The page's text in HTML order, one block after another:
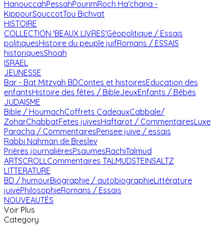
HanouccahPessahPourimRoch Ha'chana -
KippourSouccotTou Bichvat
HISTOIRE
COLLECTION 'BEAUX LIVRES'Géopolitique / Essais
politiquesHistoire du peuple juifRomans / ESSAIS
historiquesShoah
ISRAEL
JEUNESSE
Bar - Bat Mitzvah BDContes et histoiresEducation des
enfantsHistoire des fêtes / BibleJeuxEnfants / Bébés
JUDAISME
Bible / HoumachCoffrets CadeauxCabbale/
ZoharChabbatFetes juivesHaftarot / CommentairesLuxe
Paracha / CommentairesPensee juive / essais
Rabbi Nahman de Breslev
Prières journalièresPsaumesRachiTalmud
ARTSCROLL Commentaires TALMUDSTEINSALTZ
LITTERATURE
BD / humourBiographie / autobiographieLittérature
juivePhilosophieRomans / Essais
NOUVEAUTÉS
Voir Plus
Category